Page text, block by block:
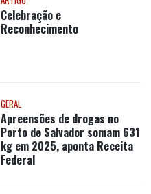
Celebração e
Reconhecimento
GERAL
Apreensões de drogas no
Porto de Salvador somam 631
kg em 2025, aponta Receita
Federal